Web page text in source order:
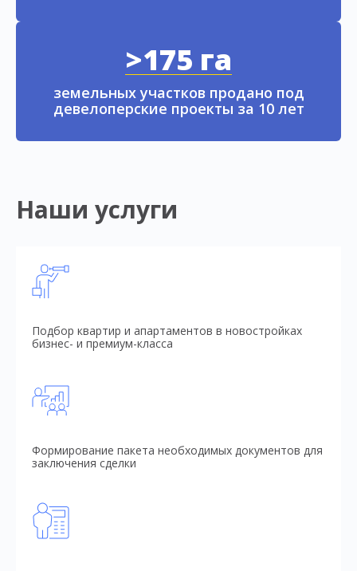
>175 га
земельных участков продано под
девелоперские проекты за 10 лет
Наши услуги
Подбор квартир и апартаментов в новостройках
бизнес- и премиум-класса
Формирование пакета необходимых документов для
заключения сделки